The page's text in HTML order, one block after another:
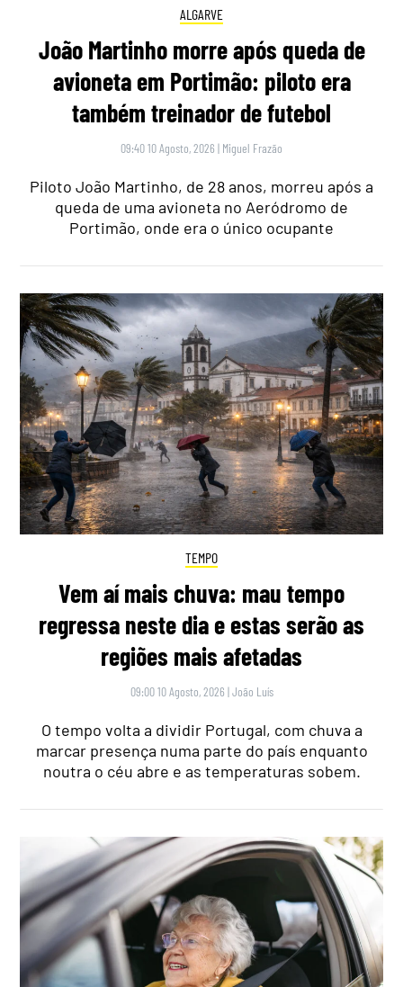
ALGARVE
João Martinho morre após queda de
avioneta em Portimão: piloto era
também treinador de futebol
09:40 10 Agosto, 2026 | Miguel Frazão
Piloto João Martinho, de 28 anos, morreu após a
queda de uma avioneta no Aeródromo de
Portimão, onde era o único ocupante
TEMPO
Vem aí mais chuva: mau tempo
regressa neste dia e estas serão as
regiões mais afetadas
09:00 10 Agosto, 2026 |João Luís
O tempo volta a dividir Portugal, com chuva a
marcar presença numa parte do país enquanto
noutra o céu abre e as temperaturas sobem.